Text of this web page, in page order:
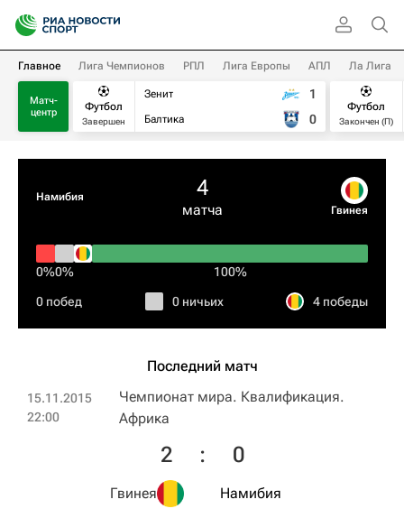
Главное Лига Чемпионов РПЛ Лига Европы АПЛ Ла Лига
Матч-
центр
Футбол
Завершен
Зенит
Балтика
1
0
Футбол
Закончен (П)
Намибия 4
матча Гвинея
0%0% 100%
0 побед 0 ничьих 4 победы
Последний матч
15.11.2015
22:00
Чемпионат мира. Квалификация.
Африка
Гвинея
2 : 0
Намибия